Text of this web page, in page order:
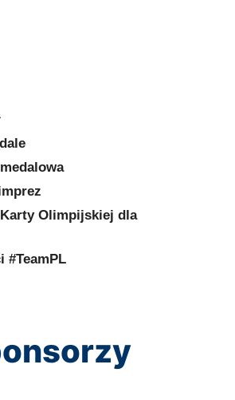
Karty Olimpijskiej dla
#TeamPL